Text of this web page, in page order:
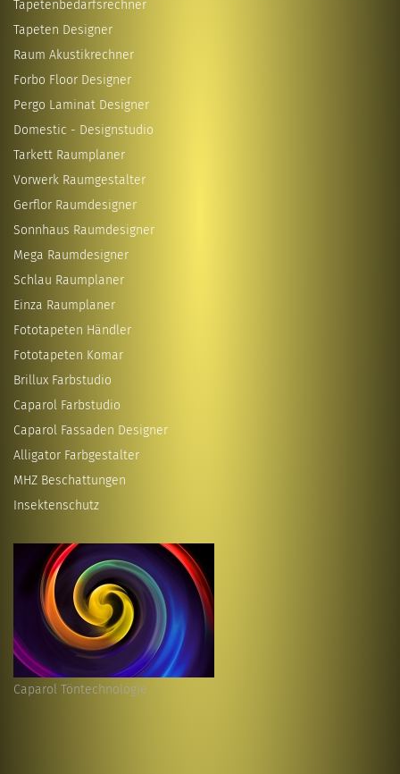
Tapetenbedarfsrechner
Tapeten Designer
Raum Akustikrechner
Forbo Floor Designer
Pergo Laminat Designer
Domestic - Designstudio
Tarkett Raumplaner
Vorwerk Raumgestalter
Gerflor Raumdesigner
Sonnhaus Raumdesigner
Mega Raumdesigner
Schlau Raumplaner
Einza Raumplaner
Fototapeten Händler
Fototapeten Komar
Brillux Farbstudio
Caparol Farbstudio
Caparol Fassaden Designer
Alligator Farbgestalter
MHZ Beschattungen
Insektenschutz
Caparol Töntechnologie